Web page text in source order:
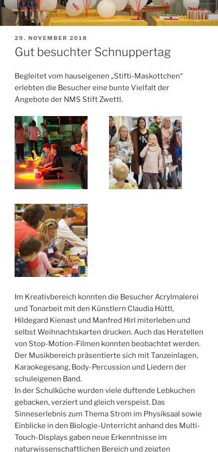
VERÖFFENTLICHT
AM
29. NOVEMBER 2018
Gut besuchter Schnuppertag
Begleitet vom hauseigenen „Stifti-Maskottchen“
erlebten die Besucher eine bunte Vielfalt der
Angebote der NMS Stift Zwettl.
Im Kreativbereich konnten die Besucher Acrylmalerei
und Tonarbeit mit den Künstlern Claudia Hüttl,
Hildegard Kienast und Manfred Hirl miterleben und
selbst Weihnachtskarten drucken. Auch das Herstellen
von Stop-Motion-Filmen konnten beobachtet werden.
Der Musikbereich präsentierte sich mit Tanzeinlagen,
Karaokegesang, Body-Percussion und Liedern der
schuleigenen Band.
In der Schulküche wurden viele duftende Lebkuchen
gebacken, verziert und gleich verspeist. Das
Sinneserlebnis zum Thema Strom im Physiksaal sowie
Einblicke in den Biologie-Unterricht anhand des Multi-
Touch-Displays gaben neue Erkenntnisse im
naturwissenschaftlichen Bereich und zeigten